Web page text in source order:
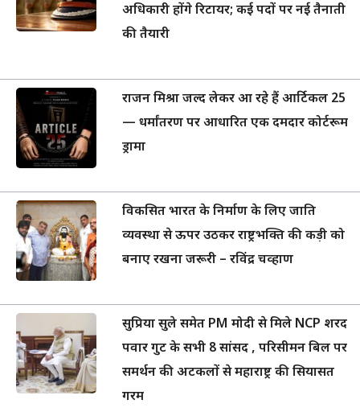
अधिकारी होंगे रिटायर; कई पदों पर नई तैनाती
की तैयारी
राजन मिश्रा जल्द लेकर आ रहे हैं आर्टिकल 25
— धर्मांतरण पर आधारित एक दमदार कोर्टरूम
ड्रामा
विकसित भारत के निर्माण के लिए जाति
व्यवस्था से ऊपर उठकर राष्ट्रभक्ति की कड़ी को
बनाए रखना जरूरी – रविंद्र चव्हाण
सुप्रिया सुले समेत PM मोदी से मिले NCP शरद
पवार गुट के सभी 8 सांसद , परिसीमन बिल पर
समर्थन की अटकलों से महाराष्ट्र की सियासत
गरम